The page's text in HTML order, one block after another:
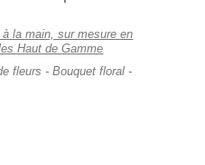
la main, sur mesure en
Haut de Gamme
fleurs - Bouquet floral -